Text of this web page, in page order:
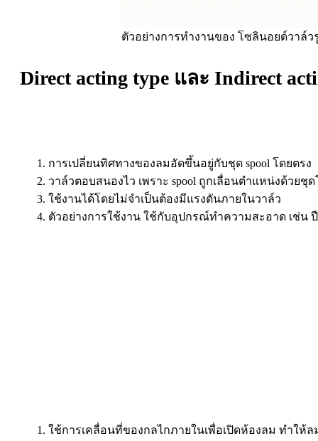
ตัวอย่างการทำงานของ โซลินอยด์วาล์ว
Direct acting type และ Indirect
การเปลี่ยนทิศทางของลมอัดขึ้นอยู่กับชุด spool โดยตรง
วาล์วตอบสนองไว เพราะ spool ถูกเลื่อนตำแหน่งด้วยชุ
ใช้งานได้โดยไม่จำเป็นต้องมีแรงดันภายในวาล์ว
ตัวอย่างการใช้งาน ใช้กับอุปกรณ์ทำความสะอาด เช่น
ใช้การเคลื่อนที่ของกลไกภายในเพื่อเปิดห้องลม ทำให้